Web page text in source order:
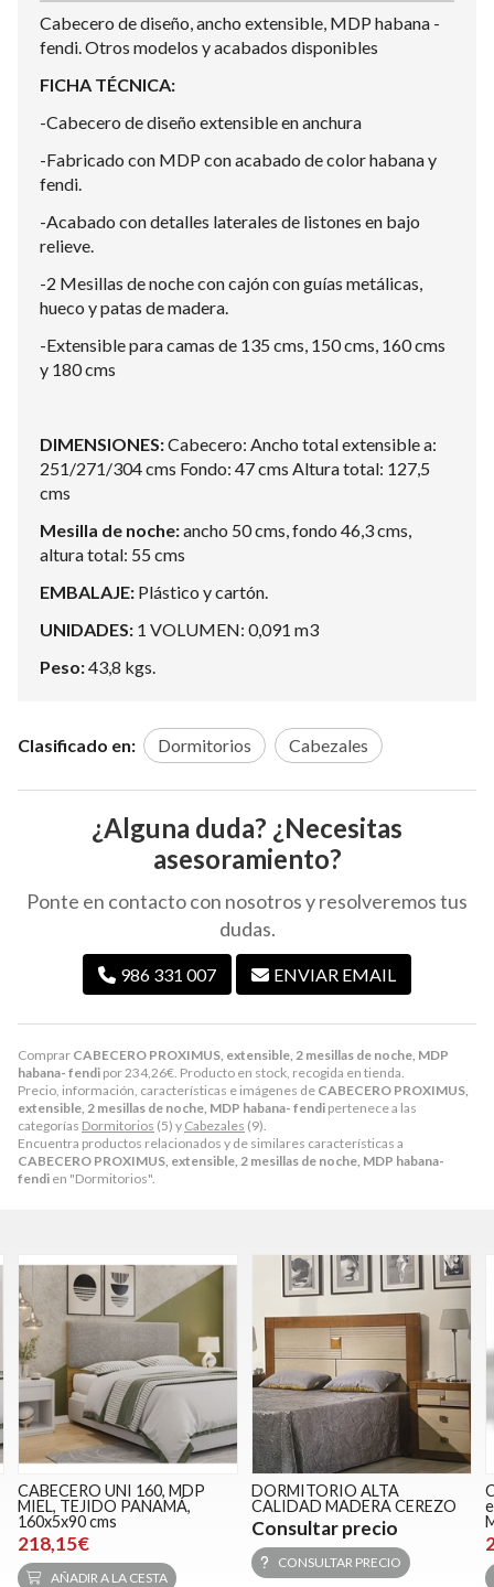
Comprar CABECERO PROXIMUS, extensible, 2 mesillas de noche, MDP
habana- fendi por 234,26€ . Producto en stock, recogida en tienda.
Precio, información, características e imágenes de CABECERO PROXIMUS,
extensible, 2 mesillas de noche, MDP habana- fendi pertenece a las
categorías Dormitorios (5) y Cabezales (9).
Encuentra productos relacionados y de similares características a
CABECERO PROXIMUS, extensible, 2 mesillas de noche, MDP habana-
fendi en "Dormitorios".
Cabecero de diseño, ancho extensible, MDP habana -
fendi. Otros modelos y acabados disponibles
FICHA TÉCNICA:
-Cabecero de diseño extensible en anchura
-Fabricado con MDP con acabado de color habana y
fendi.
-Acabado con detalles laterales de listones en bajo
relieve.
-2 Mesillas de noche con cajón con guías metálicas,
hueco y patas de madera.
-Extensible para camas de 135 cms, 150 cms, 160 cms
y 180 cms
DIMENSIONES:Cabecero: Ancho total extensible a:
251/271/304 cms Fondo: 47 cms Altura total: 127,5
cms
Mesilla de noche:ancho 50 cms, fondo 46,3 cms,
altura total: 55 cms
EMBALAJE: Plástico y cartón.
UNIDADES: 1 VOLUMEN: 0,091 m3
Peso:43,8 kgs.
Clasificado en: Dormitorios Cabezales
¿Alguna duda? ¿Necesitas
asesoramiento?
Ponte en contacto con nosotros y resolveremos tus
dudas.
986 331 007 ENVIAR EMAIL
CABECERO UNI 160, MDP
MIEL, TEJIDO PANAMÁ,
160x5x90 cms
218,15€
AÑADIR A LA CESTA
DORMITORIO ALTA
CALIDAD MADERA CEREZO
Consultar precio
CONSULTAR PRECIO